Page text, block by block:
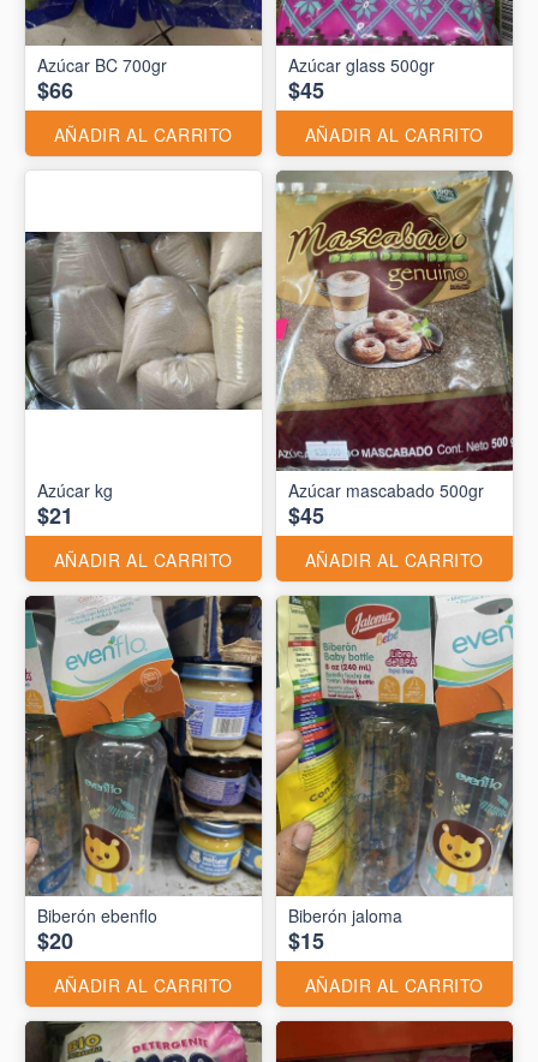
Azúcar BC 700gr
$66
AÑADIR AL CARRITO
Azúcar glass 500gr
$45
AÑADIR AL CARRITO
Azúcar kg
$21
AÑADIR AL CARRITO
Azúcar mascabado 500gr
$45
AÑADIR AL CARRITO
Biberón ebenflo
$20
AÑADIR AL CARRITO
Biberón jaloma
$15
AÑADIR AL CARRITO